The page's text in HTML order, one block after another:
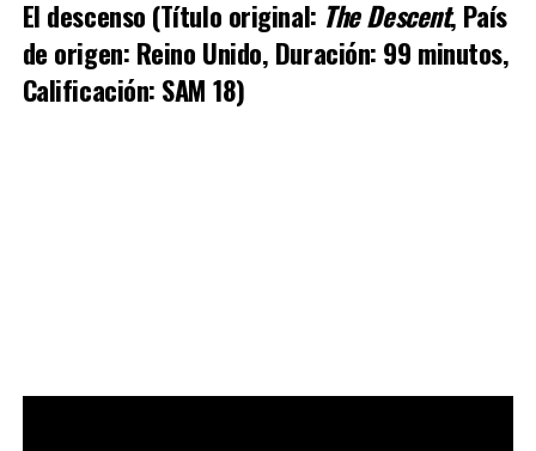
El descenso (Título original: The Descent, País
de origen: Reino Unido, Duración: 99 minutos,
Calificación: SAM 18)